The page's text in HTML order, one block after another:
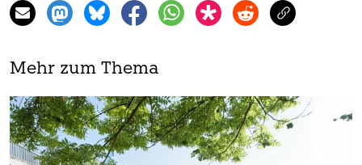
Mehr zum Thema